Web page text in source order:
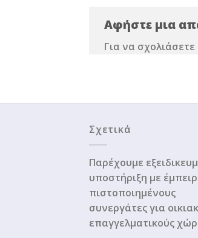
Αφήστε μια
Για να
Σχετικά
Παρέχουμε
υποστήριξη με
πιστοποιημένους
συνεργάτες για
επαγγελματικούς